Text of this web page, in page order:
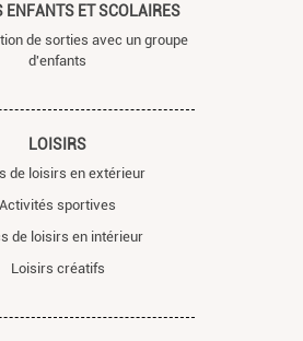
ENFANTS ET SCOLAIRES
de sorties avec un groupe
d'enfants
LOISIRS
de loisirs en extérieur
Activités sportives
de loisirs en intérieur
Loisirs créatifs